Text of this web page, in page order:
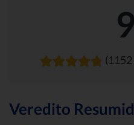
Veredito